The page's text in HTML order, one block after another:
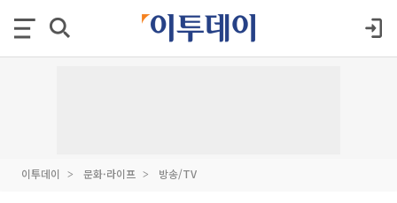
이투데이 문화·라이프 방송/TV